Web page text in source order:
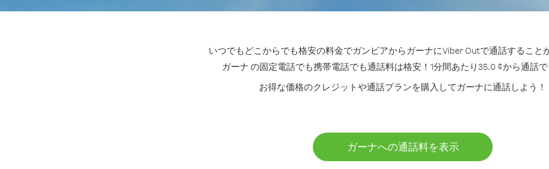
いつでもどこからでも格安の料金でガンビアからガーナにViber Outで通話すること
ガーナ の固定電話でも携帯電話でも通話料は格安！1分間あたり35.0 ¢から通話で
お得な価格のクレジットや通話プランを購入してガーナに通話しよう！
ガーナへの通話料を表示